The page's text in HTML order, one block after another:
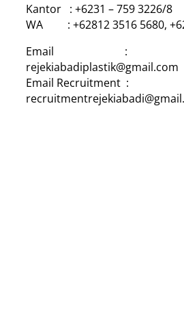
Kantor : +6231 – 759 3226/8
WA : +62812 3516 5680,
Email :
rejekiabadiplastik@gmail.com
Email Recruitment :